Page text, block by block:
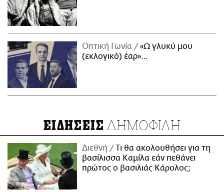
Οπτική Γωνία
«Ω γλυκύ μου
(εκλογικό) έαρ»…
ΕΙΔΗΣΕΙΣ ΔΗΜΟΦΙΛΗ
Διεθνή
Τι θα ακολουθήσει για τη
βασίλισσα Καμίλα εάν πεθάνει
πρώτος ο βασιλιάς Κάρολος;